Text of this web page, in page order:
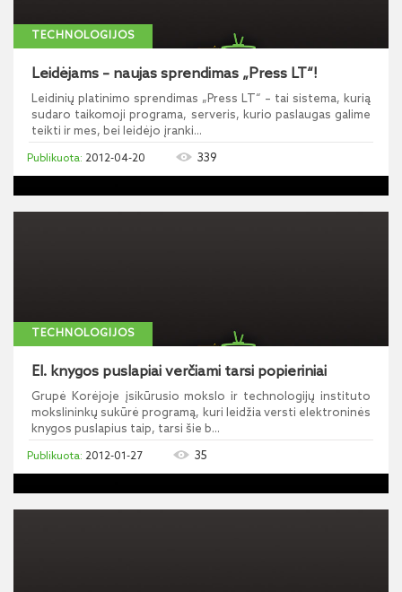
TECHNOLOGIJOS
Leidėjams – naujas sprendimas „Press LT“!
Leidinių platinimo sprendimas „Press LT“ – tai sistema, kurią
sudaro taikomoji programa, serveris, kurio paslaugas galime
teikti ir mes, bei leidėjo įranki...
2012-04-20 339
TECHNOLOGIJOS
El. knygos puslapiai verčiami tarsi popieriniai
Grupė Korėjoje įsikūrusio mokslo ir technologijų instituto
mokslininkų sukūrė programą, kuri leidžia versti elektroninės
knygos puslapius taip, tarsi šie b...
2012-01-27 35